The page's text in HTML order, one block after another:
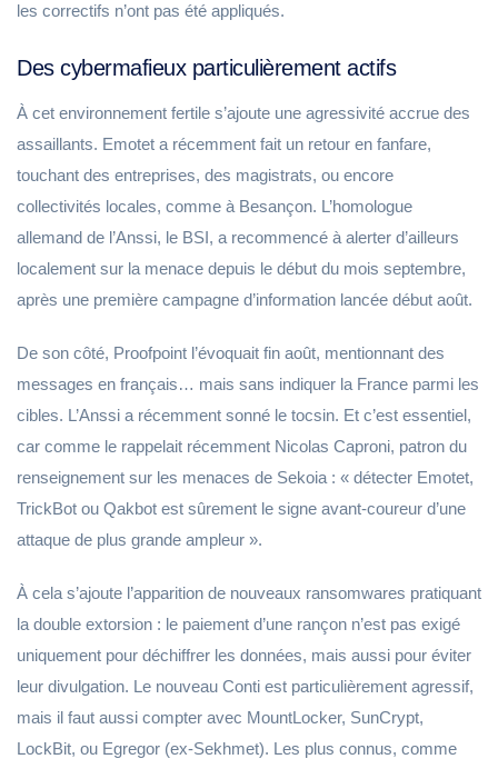
les correctifs n’ont pas été appliqués.
Des cybermafieux particulièrement actifs
À cet environnement fertile s’ajoute une agressivité accrue des
assaillants. Emotet a récemment fait un retour en fanfare,
touchant des entreprises, des magistrats, ou encore
collectivités locales, comme à Besançon. L’homologue
allemand de l’Anssi, le BSI, a recommencé à alerter d’ailleurs
localement sur la menace depuis le début du mois septembre,
après une première campagne d’information lancée début août.
De son côté, Proofpoint l’évoquait fin août, mentionnant des
messages en français… mais sans indiquer la France parmi les
cibles. L’Anssi a récemment sonné le tocsin. Et c’est essentiel,
car comme le rappelait récemment Nicolas Caproni, patron du
renseignement sur les menaces de Sekoia : « détecter Emotet,
TrickBot ou Qakbot est sûrement le signe avant-coureur d’une
attaque de plus grande ampleur ».
À cela s’ajoute l’apparition de nouveaux ransomwares pratiquant
la double extorsion : le paiement d’une rançon n’est pas exigé
uniquement pour déchiffrer les données, mais aussi pour éviter
leur divulgation. Le nouveau Conti est particulièrement agressif,
mais il faut aussi compter avec MountLocker, SunCrypt,
LockBit, ou Egregor (ex-Sekhmet). Les plus connus, comme